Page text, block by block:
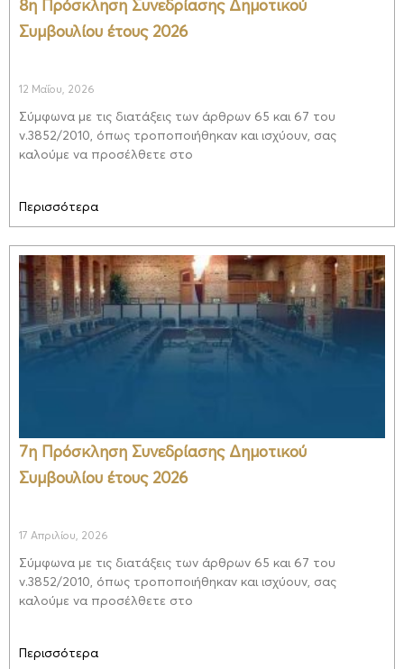
8η Πρόσκληση Συνεδρίασης Δημοτικού
Συμβουλίου έτους 2026
12 Μαΐου, 2026
Σύμφωνα με τις διατάξεις των άρθρων 65 και 67 του
ν.3852/2010, όπως τροποποιήθηκαν και ισχύουν, σας
καλούμε να προσέλθετε στο
Περισσότερα
7η Πρόσκληση Συνεδρίασης Δημοτικού
Συμβουλίου έτους 2026
17 Απριλίου, 2026
Σύμφωνα με τις διατάξεις των άρθρων 65 και 67 του
ν.3852/2010, όπως τροποποιήθηκαν και ισχύουν, σας
καλούμε να προσέλθετε στο
Περισσότερα